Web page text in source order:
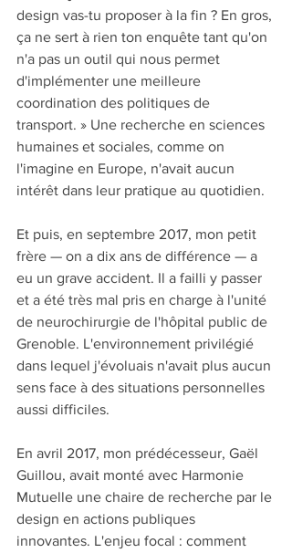
design vas-tu proposer à la fin ? En gros,
ça ne sert à rien ton enquête tant qu'on
n'a pas un outil qui nous permet
d'implémenter une meilleure
coordination des politiques de
transport. » Une recherche en sciences
humaines et sociales, comme on
l'imagine en Europe, n'avait aucun
intérêt dans leur pratique au quotidien.
Et puis, en septembre 2017, mon petit
frère — on a dix ans de différence — a
eu un grave accident. Il a failli y passer
et a été très mal pris en charge à l'unité
de neurochirurgie de l'hôpital public de
Grenoble. L'environnement privilégié
dans lequel j'évoluais n'avait plus aucun
sens face à des situations personnelles
aussi difficiles.
En avril 2017, mon prédécesseur, Gaël
Guillou, avait monté avec Harmonie
Mutuelle une chaire de recherche par le
design en actions publiques
innovantes. L'enjeu focal : comment